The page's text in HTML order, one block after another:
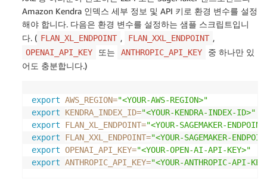
Amazon Kendra 인덱스 세부 정보 및 API 키로 환경 변수를 설정
해야 합니다. 다음은 환경 변수를 설정하는 샘플 스크립트입니
다. ( FLAN_XL_ENDPOINT , FLAN_XXL_ENDPOINT ,
OPENAI_API_KEY 또는 ANTHROPIC_API_KEY
중 하나만 있
어도 충분합니다.)
export AWS_REGION="<YOUR-AWS-REGION>"
export
KENDRA_INDEX_ID="<YOUR-KENDRA-INDEX-ID>"
export
FLAN_XL_ENDPOINT="<YOUR-SAGEMAKER-
export
FLAN_XXL_ENDPOINT="<YOUR-SAGEMAKER-
export OPENAI_API_KEY="<YOUR-OPEN-AI-API-KEY>"
export ANTHROPIC_API_KEY="<YOUR-ANTHROPIC-API-